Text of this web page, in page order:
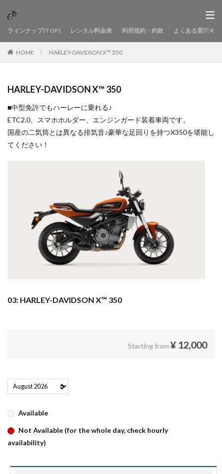
ラインナップ(TOP) レンタル料金表 利用規約・約款 よくある質問
HOME HARLEY-DAVIDSON X™ 350
HARLEY-DAVIDSON X™ 350
■中型免許でもハーレーに乗れる♪
ETC2.0、スマホホルダー、エンジンガード装着車両です。
国産の二気筒とは異なる排気音♪豪華な足回りを持つX350を堪能し
てください！
03: HARLEY-DAVIDSON X™ 350
Starting from ¥ 12,000
Available
Not Available (for the whole day, check hourly
availability)